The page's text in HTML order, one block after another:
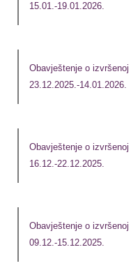
15.01.-19.01.2026.
Obavještenje o
23.12.2025.-14.01.2026.
Obavještenje o
16.12.-22.12.2025.
Obavještenje o
09.12.-15.12.2025.